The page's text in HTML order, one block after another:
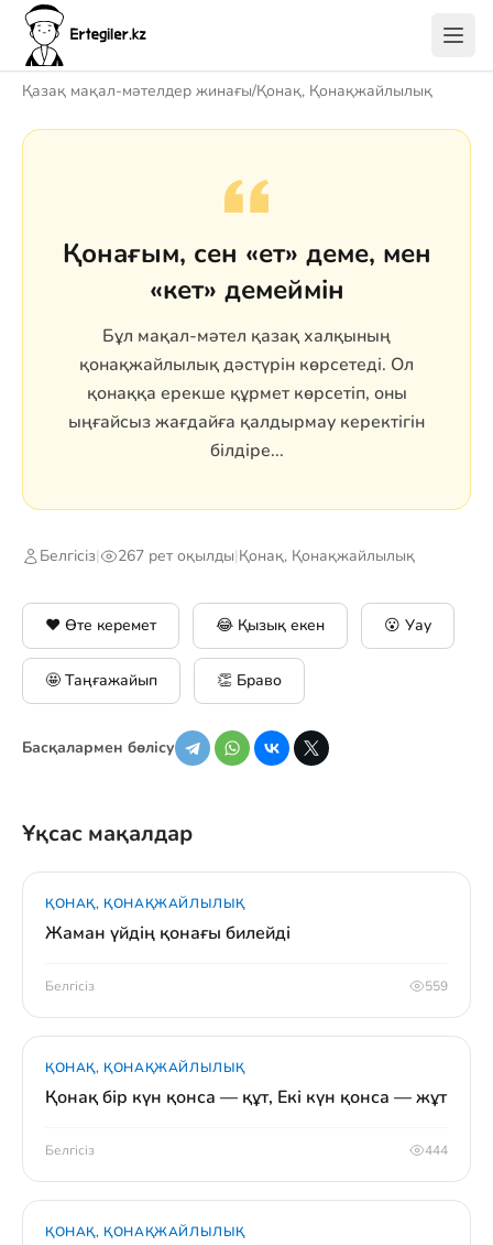
Қазақ мақал-мәтелдер жинағы/Қонақ, Қонақжайлылық
Қонағым, сен «ет» деме, мен
«кет» демеймін
Бұл мақал-мәтел қазақ халқының
қонақжайлылық дәстүрін көрсетеді. Ол
қонаққа ерекше құрмет көрсетіп, оны
ыңғайсыз жағдайға қалдырмау керектігін
білдіре...
Белгісіз| 267 рет оқылды|Қонақ, Қонақжайлылық
❤️ Өте керемет 😂 Қызық екен 😮 Уау
🤩 Таңғажайып 👏 Браво
Басқалармен бөлісу
Ұқсас мақалдар
ҚОНАҚ, ҚОНАҚЖАЙЛЫЛЫҚ
Жаман үйдің қонағы билейді
Белгісіз 559
ҚОНАҚ, ҚОНАҚЖАЙЛЫЛЫҚ
Қонақ бір күн қонса — құт, Екі күн қонса — жұт
Белгісіз 444
ҚОНАҚ, ҚОНАҚЖАЙЛЫЛЫҚ